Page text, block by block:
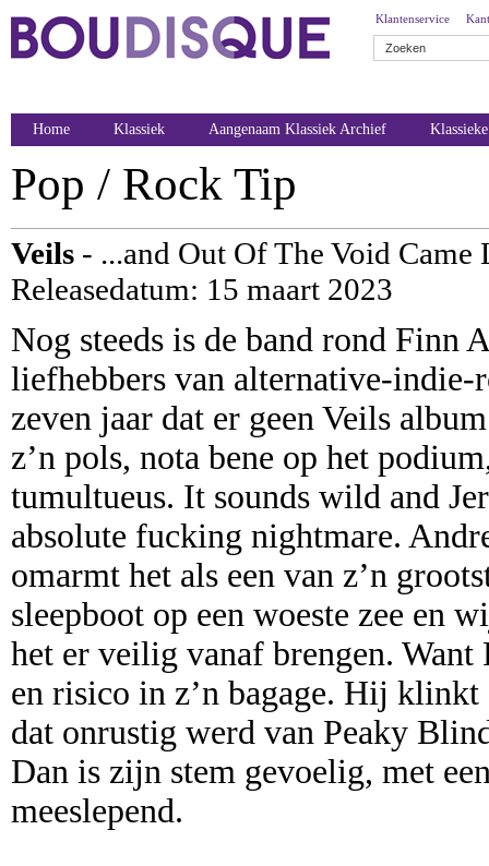
Klantenservice
Home Klassiek Aangenaam Klassiek Archief
Pop / Rock Tip
Veils - ...and Out Of The Void Came
Releasedatum: 15 maart 2023
Nog steeds is de band rond Finn
liefhebbers van alternative-
zeven jaar dat er geen Veils
z’n pols, nota bene op het
tumultueus. It sounds wild and
absolute fucking nightmare.
omarmt het als een van z’n
sleepboot op een woeste zee en
het er veilig vanaf brengen. Want
en risico in z’n bagage. Hij
dat onrustig werd van Peaky
Dan is zijn stem gevoelig, met
meeslepend.